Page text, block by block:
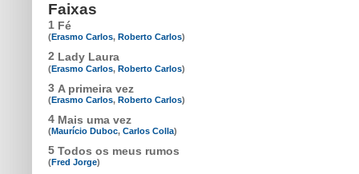
Faixas
1 Fé
(Erasmo Carlos, Roberto Carlos)
2 Lady Laura
(Erasmo Carlos, Roberto Carlos)
3 A primeira vez
(Erasmo Carlos, Roberto Carlos)
4 Mais uma vez
(Maurício Duboc, Carlos Colla)
5 Todos os meus rumos
(Fred Jorge)